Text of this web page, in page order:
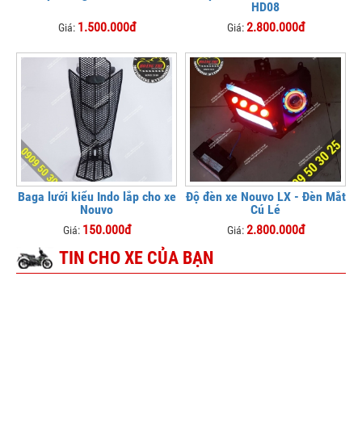
Giá: 1.500.000đ
HD08
Giá:2.800.000đ
Baga lưới kiểu Indo lắp cho xe
Nouvo
Giá: 150.000đ
Độ đèn xe Nouvo LX - Đèn Mắt
Cú Lé
Giá:2.800.000đ
TIN CHO XE CỦA BẠN